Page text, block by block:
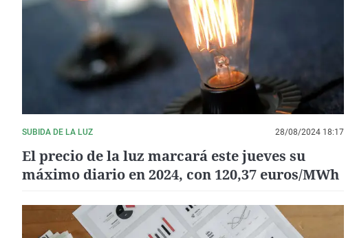
SUBIDA DE LA LUZ 28/08/2024 18:17
El precio de la luz marcará este jueves su
máximo diario en 2024, con 120,37 euros/MWh